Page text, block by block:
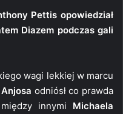
Pettis opowiedział
Diazem podczas gali
wagi lekkiej w marcu
odniósł co prawda
innymi Michaela